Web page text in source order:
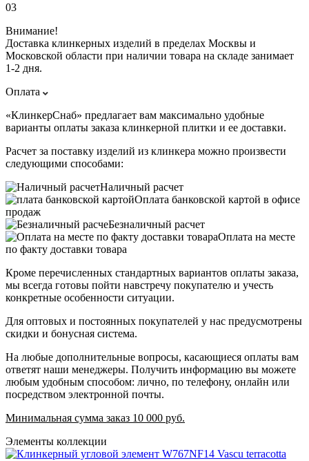
03
Внимание!
Доставка клинкерных изделий в пределах Москвы и
Московской области при наличии товара на складе занимает
1-2 дня.
Оплата
«КлинкерСнаб» предлагает вам максимально удобные
варианты оплаты заказа клинкерной плитки и ее доставки.
Расчет за поставку изделий из клинкера можно произвести
следующими способами:
Наличный расчет
Оплата банковской картой в офисе
продаж
Безналичный расчет
Оплата на месте
по факту доставки товара
Кроме перечисленных стандартных вариантов оплаты заказа,
мы всегда готовы пойти навстречу покупателю и учесть
конкретные особенности ситуации.
Для оптовых и постоянных покупателей у нас предусмотрены
скидки и бонусная система.
На любые дополнительные вопросы, касающиеся оплаты вам
ответят наши менеджеры. Получить информацию вы можете
любым удобным способом: лично, по телефону, онлайн или
посредством электронной почты.
Минимальная сумма заказ 10 000 руб.
Элементы коллекции